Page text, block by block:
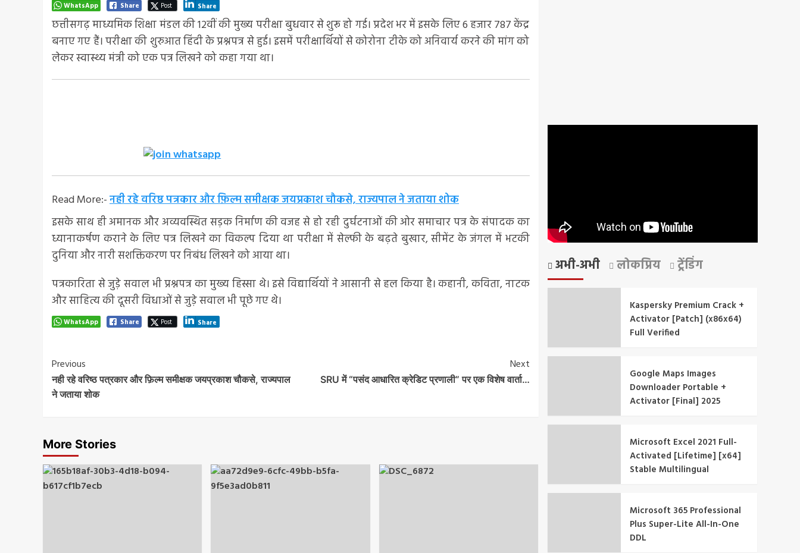
WhatsApp Share Post Share
छत्तीसगढ़ माध्यमिक शिक्षा मंडल की 12वीं की मुख्य परीक्षा बुधवार से शुरू हो गई। प्रदेश भर में इसके लिए 6 हजार 787 केंद्र
बनाए गए हैं। परीक्षा की शुरुआत हिंदी के प्रश्नपत्र से हुई। इसमें परीक्षार्थियों से कोरोना टीके को अनिवार्य करने की मांग को
लेकर स्वास्थ्य मंत्री को एक पत्र लिखने को कहा गया था।
Read More:-नही रहे वरिष्ठ पत्रकार और फ़िल्म समीक्षक जयप्रकाश चौकसे, राज्यपाल ने जताया शोक
इसके साथ ही अमानक और अव्यवस्थित सड़क निर्माण की वजह से हो रही दुर्घटनाओं की ओर समाचार पत्र के संपादक का
ध्यानाकर्षण कराने के लिए पत्र लिखने का विकल्प दिया था परीक्षा में सेल्फी के बढ़ते बुखार, सीमेंट के जंगल में भटकी
दुनिया और नारी सशक्तिकरण पर निबंध लिखने को आया था।
पत्रकारिता से जुड़े सवाल भी प्रश्नपत्र का मुख्य हिस्सा थे। इसे विद्यार्थियों ने आसानी से हल किया है। कहानी, कविता, नाटक
और साहित्य की दूसरी विधाओं से जुड़े सवाल भी पूछे गए थे।
WhatsApp Share Post Share
Post
Navigation
Previous
नही रहे वरिष्ठ पत्रकार और फ़िल्म समीक्षक जयप्रकाश चौकसे, राज्यपाल
ने जताया शोक
Next
SRU में “पसंद आधारित क्रेडिट प्रणाली” पर एक विशेष वार्ता…
More Stories
अभी-अभी लोकप्रिय ट्रेंडिंग
Kaspersky Premium Crack +
Activator [Patch] (x86x64)
Full Verified
Google Maps Images
Downloader Portable +
Activator [Final] 2025
Microsoft Excel 2021 Full-
Activated [Lifetime] [x64]
Stable Multilingual
Microsoft 365 Professional
Plus Super-Lite All-In-One
DDL